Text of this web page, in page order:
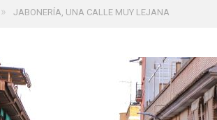
» JABONERÍA, UNA CALLE MUY LEJANA